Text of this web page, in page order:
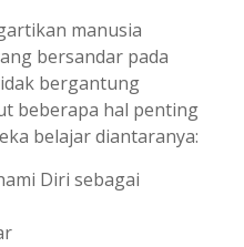
manusia
bersandar pada
bergantung
beberapa hal penting
belajar diantaranya:
Diri sebagai